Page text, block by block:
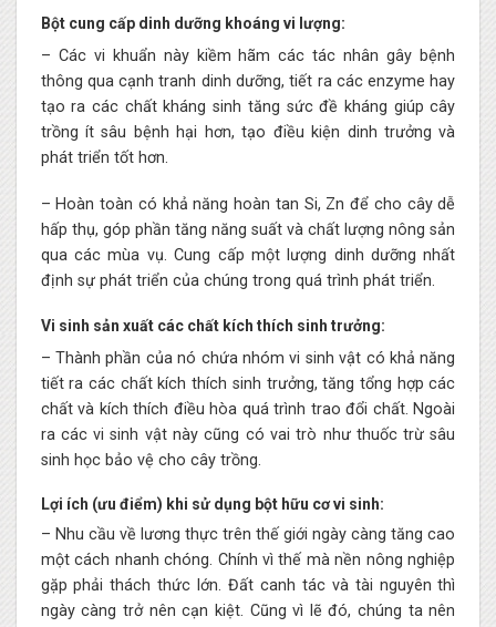
Bột cung cấp dinh dưỡng khoáng vi lượng:
– Các vi khuẩn này kiềm hãm các tác nhân gây bệnh
thông qua cạnh tranh dinh dưỡng, tiết ra các enzyme hay
tạo ra các chất kháng sinh tăng sức đề kháng giúp cây
trồng ít sâu bệnh hại hơn, tạo điều kiện dinh trưởng và
phát triển tốt hơn.
– Hoàn toàn có khả năng hoàn tan Si, Zn để cho cây dễ
hấp thụ, góp phần tăng năng suất và chất lượng nông sản
qua các mùa vụ. Cung cấp một lượng dinh dưỡng nhất
định sự phát triển của chúng trong quá trình phát triển.
Vi sinh sản xuất các chất kích thích sinh trưởng:
– Thành phần của nó chứa nhóm vi sinh vật có khả năng
tiết ra các chất kích thích sinh trưởng, tăng tổng hợp các
chất và kích thích điều hòa quá trình trao đổi chất. Ngoài
ra các vi sinh vật này cũng có vai trò như thuốc trừ sâu
sinh học bảo vệ cho cây trồng.
Lợi ích (ưu điểm) khi sử dụng bột hữu cơ vi sinh:
– Nhu cầu về lương thực trên thế giới ngày càng tăng cao
một cách nhanh chóng. Chính vì thế mà nền nông nghiệp
gặp phải thách thức lớn. Đất canh tác và tài nguyên thì
ngày càng trở nên cạn kiệt. Cũng vì lẽ đó, chúng ta nên